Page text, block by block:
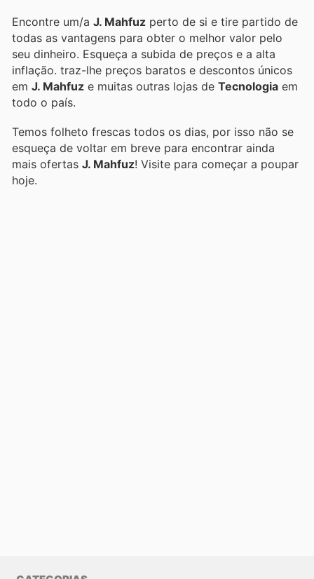
Encontre um/a J. Mahfuz perto de si e tire partido de
todas as vantagens para obter o melhor valor pelo
seu dinheiro. Esqueça a subida de preços e a alta
inflação. traz-lhe preços baratos e descontos únicos
em J. Mahfuz e muitas outras lojas de Tecnologia em
todo o país.
Temos folheto frescas todos os dias, por isso não se
esqueça de voltar em breve para encontrar ainda
mais ofertas J. Mahfuz ! Visite para começar a poupar
hoje.